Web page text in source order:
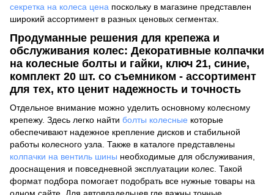
секретка на колеса цена поскольку в магазине представлен
широкий ассортимент в разных ценовых сегментах.
Продуманные решения для крепежа и
обслуживания колес: Декоративные колпачки
на колесные болты и гайки, ключ 21, синие,
комплект 20 шт. со съемником - ассортимент
для тех, кто ценит надежность и точность
Отдельное внимание можно уделить основному колесному
крепежу. Здесь легко найти болты колесные которые
обеспечивают надежное крепление дисков и стабильной
работы колесного узла. Также в каталоге представлены
колпачки на вентиль шины необходимые для обслуживания,
дооснащения и повседневной эксплуатации колес. Такой
формат подбора помогает подобрать все нужные товары на
одном сайте. Для автовладельцев где важны точные